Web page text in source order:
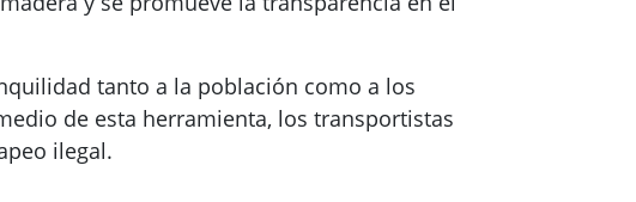
tanto a la población como a los
de esta herramienta, los transportistas
ilegal.